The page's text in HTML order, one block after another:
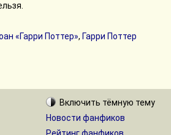
«Гарри Поттер», Гарри Поттер
Включить тёмную тему
Новости фанфиков